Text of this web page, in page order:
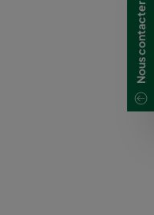
Nous contacter